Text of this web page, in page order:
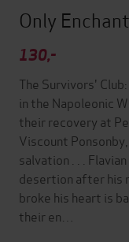
Only
130,-
The Survivors'
in the Napoleonic
their recovery at
Viscount
salvation . . .
desertion after his
broke his heart is
their en…